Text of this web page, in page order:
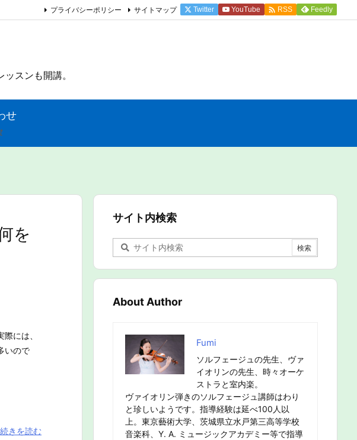
スンも開講。
せ
プライバシーポリシー サイトマップ Twitter YouTube  RSS Feedly
を
には、
いので
続きを読む
サイト内検索
About Author
Fumi
ソルフェージュの先生、ヴァ
イオリンの先生、時々オーケ
ストラと室内楽。
ヴァイオリン弾きのソルフェージュ講師はわり
と珍しいようです。指導経験は延べ100人以
上。東京藝術大学、茨城県立水戸第三高等学校
音楽科、Y. A. ミュージックアカデミー等で指導